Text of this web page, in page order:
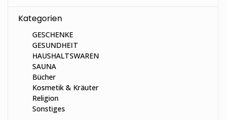
Kategorien
GESCHENKE
GESUNDHEIT
HAUSHALTSWAREN
SAUNA
Bücher
Kosmetik & Kräuter
Religion
Sonstiges